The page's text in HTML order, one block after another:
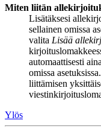
Miten liitän
Lisätäksesi
sellainen omissa
valita Lisää
automaattisesti
omissa
liittämisen
Ylös